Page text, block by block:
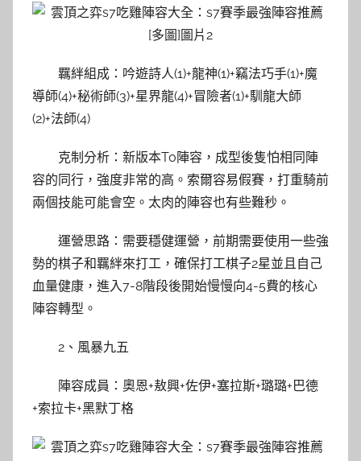
羈絆組成：吟遊詩人(1)+龍神(1)+竊法巧手(1)+魔
導師(4)+秘術師(3)+星界龍(4)+冒險者(1)+馴龍大師
(2)+法師(4)
克制分析：新版本T0陣容，成型後隻怕相同陣
容的同行，強度非常的高。索爾容易假賽，打重騎前
兩個技能可能會空。太肉的陣容也有些難秒。
運營思路：需要穩健運營，前期需要使用一些強
勢的棋子和羈絆來打工，確保打工棋子2星並且自己
血量健康，進入7-8階段後開始慢慢向4-5費的核心
陣容轉型。
2、風暴九五
陣容成員：奧恩+敖興+佐伊+塞拉斯+璐璐+巴德
+索拉卡+黑默丁格